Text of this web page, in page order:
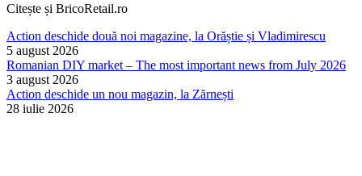
Citește și BricoRetail.ro
Action deschide două noi magazine, la Orăștie și Vladimirescu
5 august 2026
Romanian DIY market – The most important news from July 2026
3 august 2026
Action deschide un nou magazin, la Zărnești
28 iulie 2026